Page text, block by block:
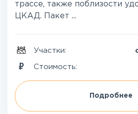
трассе, также поблизости
ЦКАД. Пакет ...
Участки:
Стоимость:
Подробнее